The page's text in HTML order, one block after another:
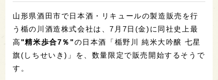
山形県酒田市で日本酒・リキュールの製造販売を行
う楯の川酒造株式会社は、7月7日(金)に同社史上最
高 "精米歩合7％"の日本酒「楯野川 純米大吟醸 七星
旗(しちせいき)」を、数量限定で販売開始するそうで
す。